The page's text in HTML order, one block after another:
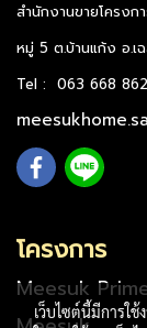
สำนักงานขายโครงก
หมู่ 5 ต.บ้านแก้ง อ.เ
Tel : 063 668
โครงการ
Meesuk
เว็บไซต์นี้มีการใ